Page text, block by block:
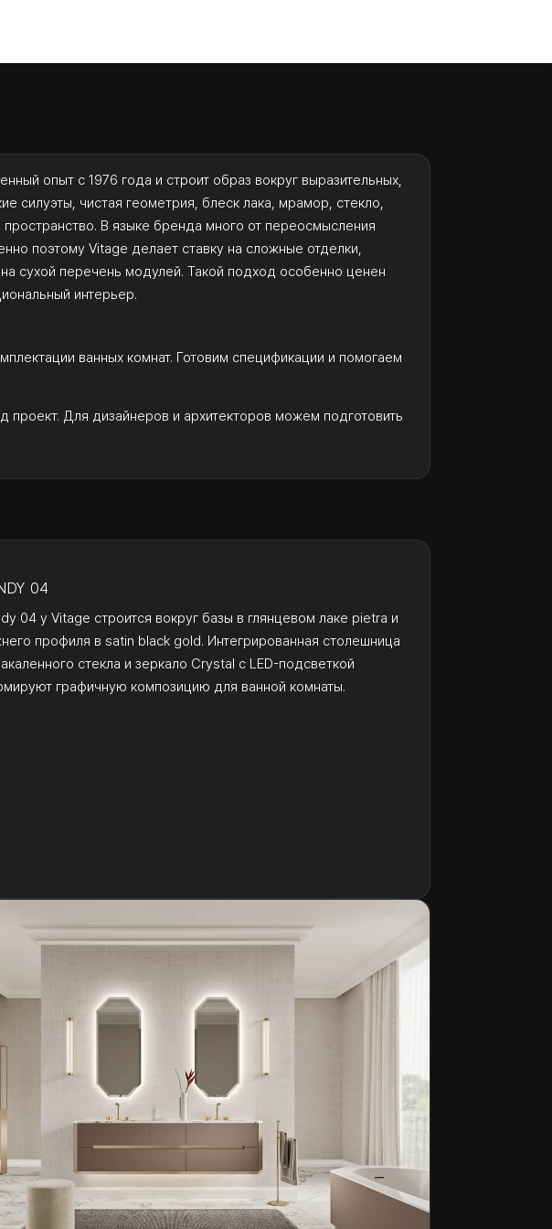
опыт с 1976 года и строит образ вокруг выразительных,
силуэты, чистая геометрия, блеск лака, мрамор, стекло,
В языке бренда много от переосмысления
поэтому Vitage делает ставку на сложные отделки,
сухой перечень модулей. Такой подход особенно ценен
интерьер.
ванных комнат. Готовим спецификации и помогаем
Для дизайнеров и архитекторов можем подготовить
04
04 у Vitage строится вокруг базы в глянцевом лаке pietra и
профиля в satin black gold. Интегрированная столешница
стекла и зеркало Crystal с LED-подсветкой
графичную композицию для ванной комнаты.